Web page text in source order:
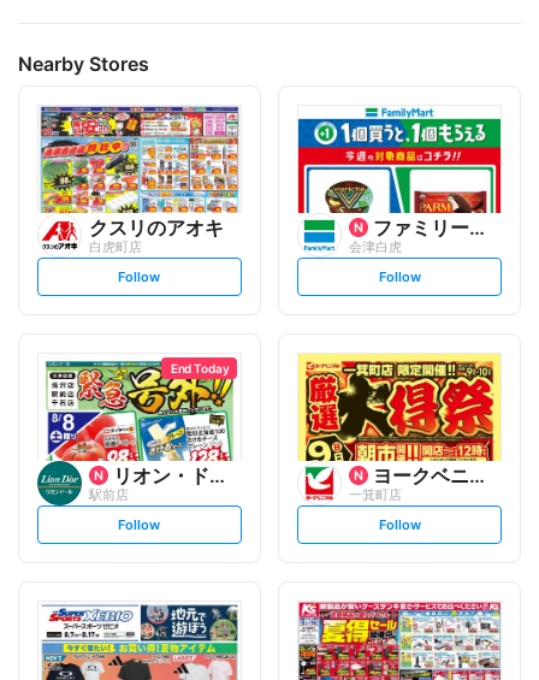
Nearby Stores
クスリのアオキ
白虎町店
s
t
o
w
Follow
ファミリーマート
会津白虎
s
t
l
o
w
Follow
End Today
リオン・ドール
駅前店
s
t
l
o
w
Follow
ヨークベニマル
一箕町店
s
t
l
o
w
Follow